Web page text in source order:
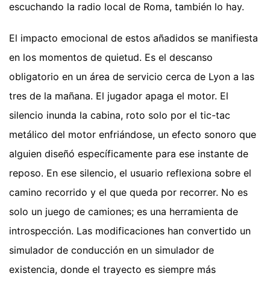
escuchando la radio local de Roma, también lo hay.
El impacto emocional de estos añadidos se manifiesta
en los momentos de quietud. Es el descanso
obligatorio en un área de servicio cerca de Lyon a las
tres de la mañana. El jugador apaga el motor. El
silencio inunda la cabina, roto solo por el tic-tac
metálico del motor enfriándose, un efecto sonoro que
alguien diseñó específicamente para ese instante de
reposo. En ese silencio, el usuario reflexiona sobre el
camino recorrido y el que queda por recorrer. No es
solo un juego de camiones; es una herramienta de
introspección. Las modificaciones han convertido un
simulador de conducción en un simulador de
existencia, donde el trayecto es siempre más